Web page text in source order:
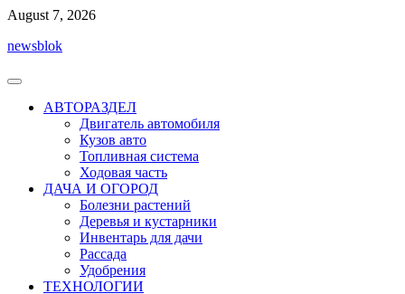
Перейти
содержимому
August 7, 2026
newsblok
АВТОРАЗДЕЛ
Двигатель автомобиля
Кузов авто
Топливная система
Ходовая часть
ДАЧА И ОГОРОД
Болезни растений
Деревья и кустарники
Инвентарь для дачи
Рассада
Удобрения
ТЕХНОЛОГИИ